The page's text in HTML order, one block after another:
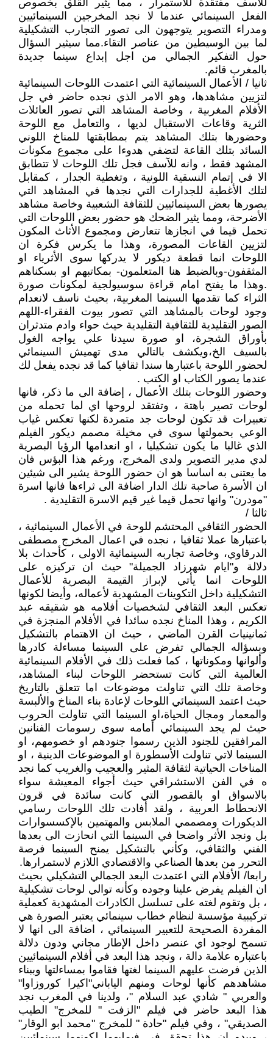
للأسف مفتقدة للاستمرار ، مما يثير القلق بخصوص
الفعل السينمائي عندما لا نجد المخرجين السينمائيين
ومدراء التصوير يتوجهون الى تصور التجارب التشكيلية
لما بين الوسيطين من عناصر التقاء.مما سيثير السؤال
حول التفكير الجمالي من اجل إبداع سينما جديدة
بالمغرب قائم.
ثانيا / الأعمال السينمائية التي اعتمدت اللوحات السينمائية
لتزيين مشاهدها، وهو الامر الذي نجده حاضر في جل
الأفلام المغربية ، وخاصة المشاهد التي تصور العائلات
الثرية وقاعات الاستقبال لديها ، والتعامل مع اللوحة
وحضورها بتلك المشاهد يتم بمطابقتها للمناخ اللوني
السائد بتلك القاعة لتضفي هدوءا على مجموع مكونات
المشهد فقط ، وانه للآسف فجل تلك اللوحات لا تتطابق
الا في إتمام النسقية اللونية ، وتغطية الجدار ، كمقابل
لتلك الأغطية للجدارات التي نجدها في المشاهد التي
يصورها بعض السينمائيين للثقافة الشعبية وخاصة مشاهد
الأضرحة، ومما يثير الضحك هو حضور بعض اللوحات التي
تحمل قيما في انجازها تتعارض ومجموع الأثاث المكون
لتزيين القاعات المصورة، وهذا ما يكرس فكرة ان
اللوحات انما قطعة ديكور لا يدركها سوى الأثرياء او
المثقفون-وبالضبط هنا المتعلمون- بمكاتبهم او بسكناهم
.وهذا ما يفتح امام قراءة سوسيولجية لمكونات صورة
الثراء كما تقدمها السينما المغربية، بحيث ناسف لانعدام
وجود لوحات بالمشاهد التي تصور بيوت الفقراء-اللهم
الصور التقليدية للثقافية التقليدية حيث حواء وادم متدثران
بأوراق الشجرة، او صورة سيدنا علي يواجه الغول
بالسيف الخ،ويكشف بالتالي مدى تهميش السينمائي
لحضور اللوحة باعتبارها سندا ثقافيا كما قد نجده يفعل لك
عندما يصور الكتاب او الكتب .
وحضور اللوحات بتلك الأعمال ، إضافة الى ما ذكر، فانها
لوحات تصير باهتة ، وتفتقد لروحها اي لما تحمله من
تعبيرات قد تكون لوحات جد متمردة لكنها تعكس غياب
الوعي بحمولتها سوى في مخيلة مصمم ديكور الفيلم
الذي غالبا ما يكون تشكيليا ، او انعدامها الرؤيا البصرية
لدي مدير التصوير ولدى المخرج، ورغم هذا البؤس فان
ما يعتنى به اساسا هو ان حضور اللوحة يشير الى شيئين
ان الأسرة صاحبة تلك الدار اضافة الى ثراءها فانها اسرة
"مودرن" وانها تحمل قيما غير قيم الاسرة التقليدية .
ثالثا /
الحضور الثقافي المحتشم للوحة في الأعمال السينمائية ،
باعتبارها عملا ثقافيا ، نجده في اعمال المخرج مصطفى
الدرقاوي، وخاصة تجاربه السينمائية الاولى ، كأحداث بلا
دلالة و"ايام شهرزاد الجميلة" حيث ان تركيزه على
اللوحات انما يأتي لإبراز القيمة البصرية للأعمال
التشكيلية داخل التكوينات المشهدية لأعماله، وأيضا لكونها
تعكس البعد الثقافي لشخصيات أفلامه هو شقيقه عبد
الكريم ، وهذا المناخ نجده سائدا في الأفلام المنجزة في
ثمانينيات القرن الماضي ، حيث ان الاهتمام بالتشكيل
وبسؤاله الجمالي تفرض على السينما مساءلة كادرها
وألوانها ومكوناتها ، كما فعلت ذلك في الأفلام السينمائية
العالمية التي كانت تستحضر اللوحات لبناء المشاهد،
وخاصة تلك التي تناولت موضوعات اما تتعلق بالتاريخ
حيث اعتمد السينمائي اللوحات لإعادة بناء المناخ والألبسة
والمعمار ومجال الحياة،او السينما التي تناولت الحروب
حيث لم يجد السينمائي أمامه سوى رسومات الفنانين
المرافقين للجنود الذين رسموا جنودهم او خصومهم، او
السينما لاتي تناولت الأسطورة او الموضوعات الدينية ، او
المناخات الحياتية لثقافة المثير والعجيب والغريب كما نجد
ه في الفن الاستشراقي حيث أجواء المعيشة سواء
بالاسواق او بالقصور التي كانت سائدة في قرون
الانحطاط العربية ، ولقد أفادت تلك اللوحات رسامي
الديكورات ومصممي الملابس والمهتمين بالإكسسوارات
بل ونجد الأثر واضحا في السينما التي انحازت الى بعدها
الفني والثقافي، وكأني بالتشكيل يمنح السينما فرصة
التحرر من بعدها الصناعي والاقتصادي اللازم لاستمرارها.
رابعا/ الأفلام التي اعتمدت البعد الجمالي التشكيلي بحيث
ان الفيلم يفرض علينا وجوده وكأنه توالي لوحات تشكيلية
، بل وتقوم لغته على تسلسل الكادرات المشهدية كعملية
تركيبية مؤسسة لنظام خطاب سينمائي يعتبر الصورة هي
المفردة الصحيحة للتعبير السينمائي ، اضافة الى انها لا
تسمح لوجود اي عنصر داخل الإطار مجاني ودون دلالة
باعتباره علامة دالة ، ونجد هذا البعد في أفلام السينمائيين
الذين فرضت عليهم السينما لغتها فقاموا بمساءلتها وببناء
مشاهدهم كأنها لوحات ومنهم الياباني"اكيرا كوروزاوا"
والعربي " شادي عبد السلام "، ولدينا في المغرب نجد
هذا البعد حاضر في فيلم "الزفت " للمخرج" الطيب
الصديقي" ، وفي فيلم "حادة " للمخرج "محمد ابو الوقار"